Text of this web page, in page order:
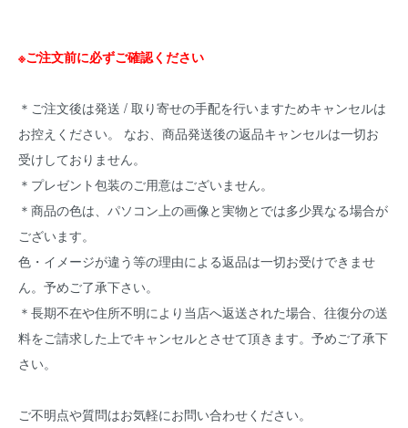
※ご注文前に必ずご確認ください
＊ご注文後は発送 / 取り寄せの手配を行いますためキャンセルは
お控えください。 なお、商品発送後の返品キャンセルは一切お
受けしておりません。
＊プレゼント包装のご用意はございません。
＊商品の色は、パソコン上の画像と実物とでは多少異なる場合が
ございます。
色・イメージが違う等の理由による返品は一切お受けできませ
ん。予めご了承下さい。
＊長期不在や住所不明により当店へ返送された場合、往復分の送
料をご請求した上でキャンセルとさせて頂きます。予めご了承下
さい。
ご不明点や質問はお気軽にお問い合わせください。